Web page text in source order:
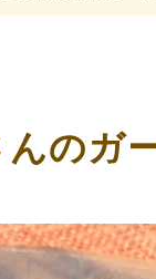
のガ